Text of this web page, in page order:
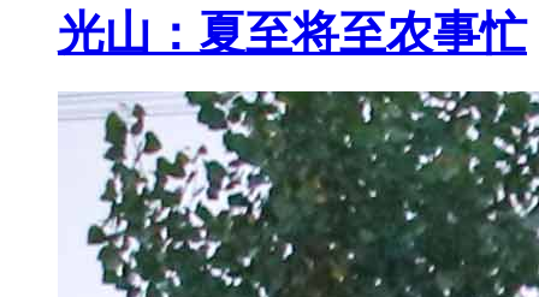
光山：夏至将至农事忙